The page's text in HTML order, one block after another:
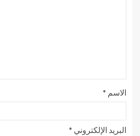
الاسم *
البريد الإلكتروني *